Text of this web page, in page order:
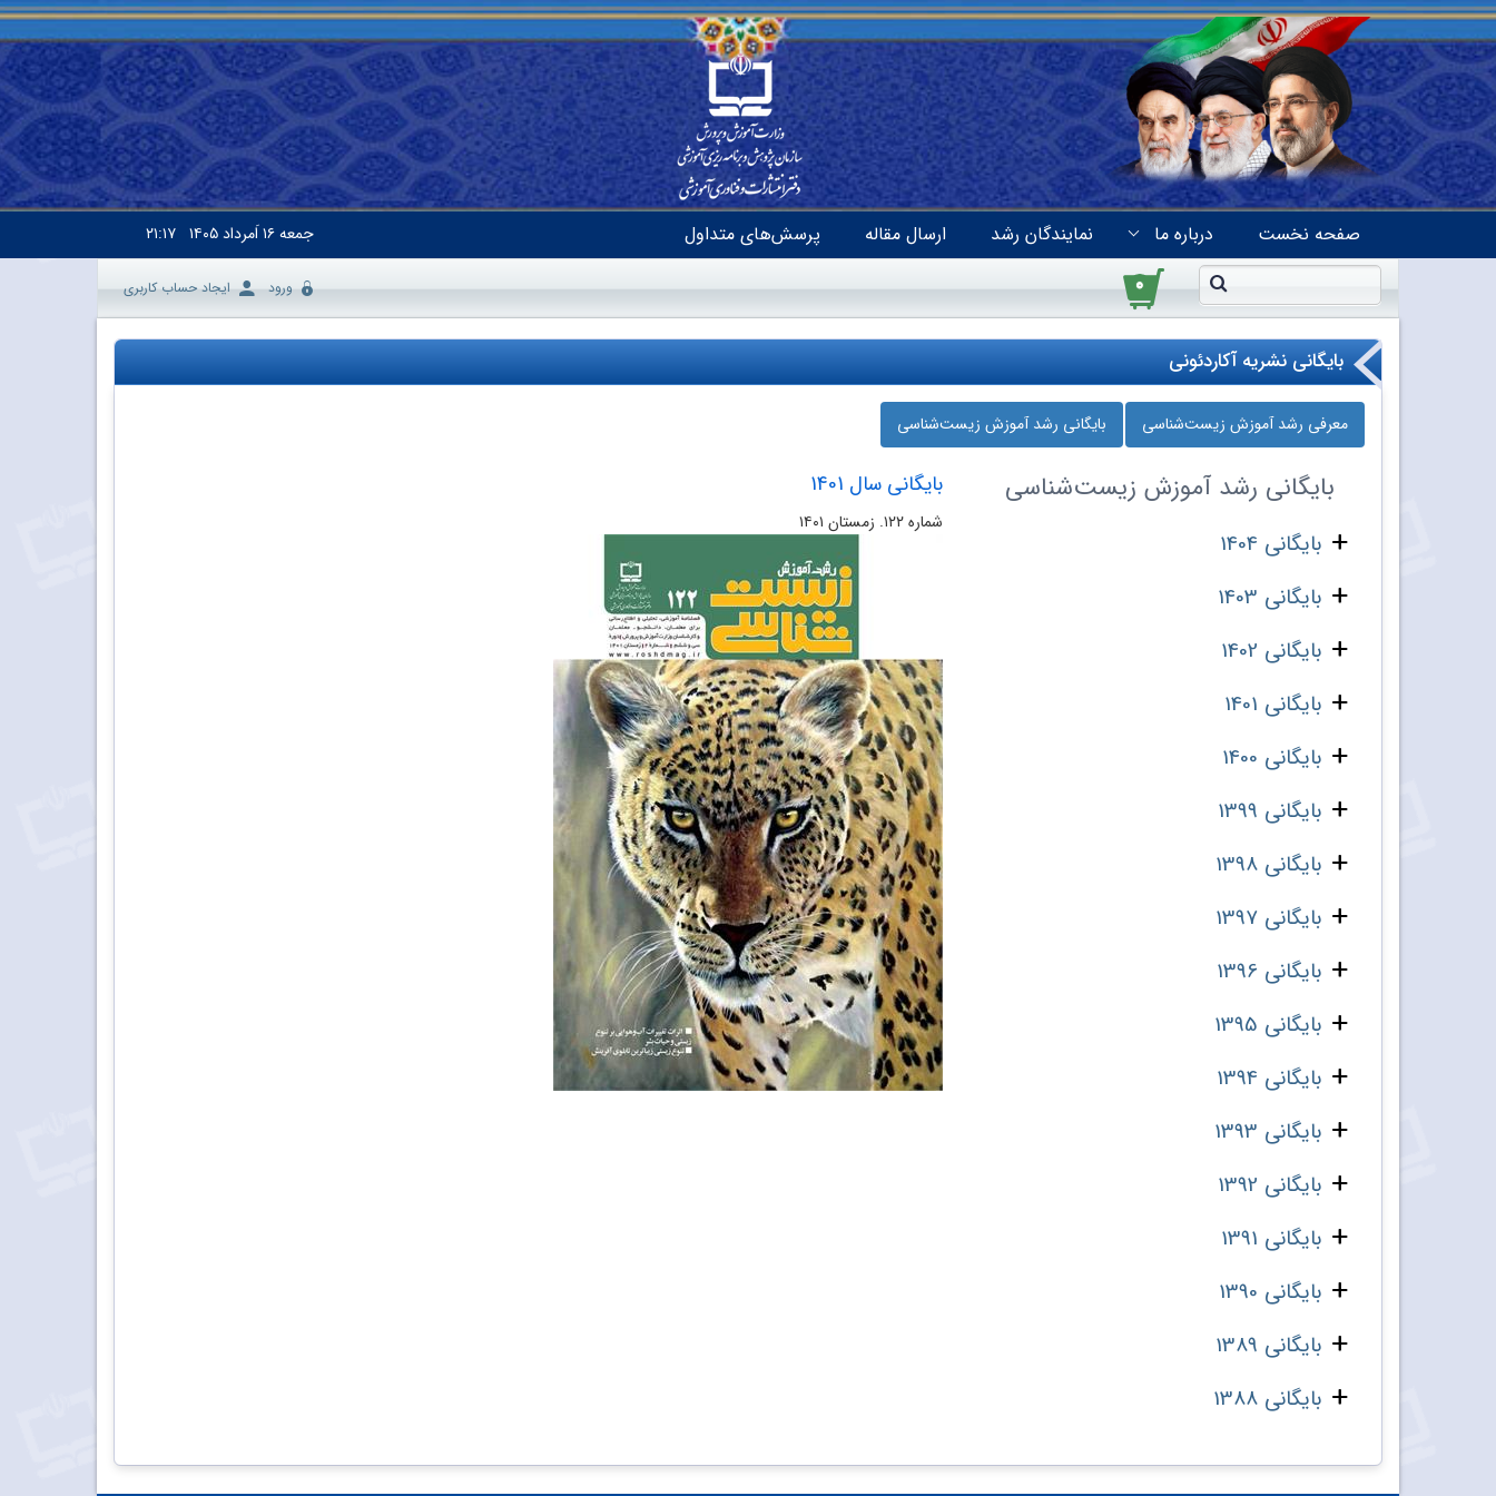
صفحه نخست درباره ما نمایندگان رشد ارسال مقاله پرسش‌های متداول جمعه۱۶ اَمرداد ۱۴۰۵ ۲۱:۱۷
۰ ورود ایجاد حساب کاربری
بایگانی نشریه آکاردئونی
معرفی رشد آموزش زیست‌شناسی بایگانی رشد آموزش زیست‌شناسی
بایگانی رشد آموزش زیست‌شناسی
بایگانی 1404
بایگانی 1403
بایگانی 1402
بایگانی 1401
بایگانی 1400
بایگانی 1399
بایگانی 1398
بایگانی 1397
بایگانی 1396
بایگانی 1395
بایگانی 1394
بایگانی 1393
بایگانی 1392
بایگانی 1391
بایگانی 1390
بایگانی 1389
بایگانی 1388
بایگانی سال 1401
شماره ۱۲۲. زمستان ۱۴۰۱